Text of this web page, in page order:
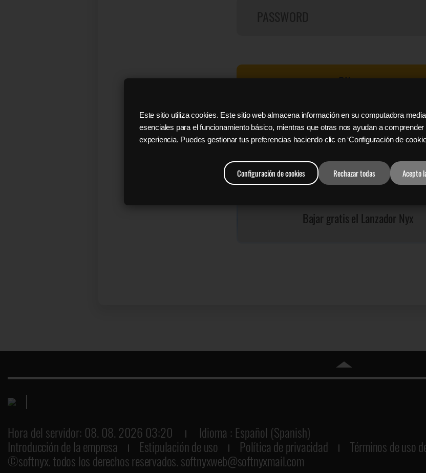
Este sitio utiliza cookies. Este sitio web almacena información en su computadora
esenciales para el funcionamiento básico, mientras que otras nos ayudan a
experiencia. Puedes gestionar tus preferencias haciendo clic en ‘Configuración de
Configuración de cookies Rechazar todas Acepto
OK
Buscar contraseña Registrate
Sign in with Facebook
Bajar gratis el Lanzador Nyx
Hora del servidor: 08. 08. 2026 03:20 Idioma : Español (Spanish)
Introducción de la empresa Estipulación de uso Política de privacidad Términos de uso
©softnyx. todos los derechos reservados.softnyxweb@softnyxmail.com